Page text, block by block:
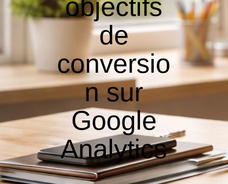
objectifs
de
conversio
n sur
Google
Analytics